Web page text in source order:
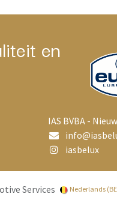
en
IAS BVBA -
info@i
iasbelux
Services Nederlands